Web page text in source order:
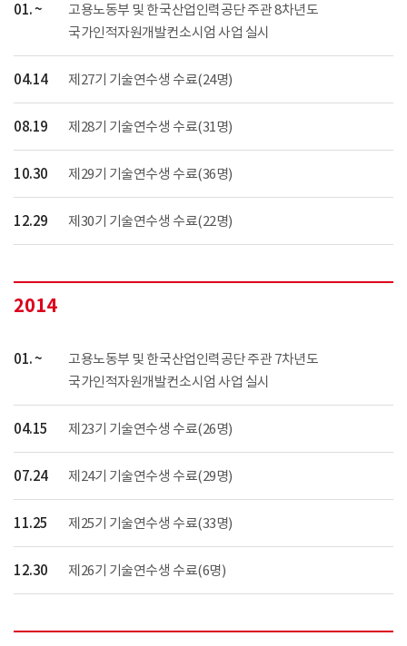
01. ~
고용노동부 및 한국산업인력공단 주관 8차년도
국가인적자원개발컨소시엄 사업 실시
04.14 제27기 기술연수생 수료(24명)
08.19 제28기 기술연수생 수료(31명)
10.30 제29기 기술연수생 수료(36명)
12.29 제30기 기술연수생 수료(22명)
2014
01. ~
고용노동부 및 한국산업인력공단 주관 7차년도
국가인적자원개발컨소시엄 사업 실시
04.15 제23기 기술연수생 수료(26명)
07.24 제24기 기술연수생 수료(29명)
11.25 제25기 기술연수생 수료(33명)
12.30 제26기 기술연수생 수료(6명)